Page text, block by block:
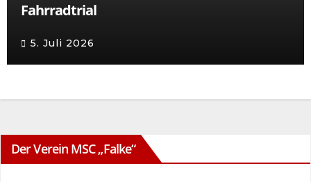
Fahrradtrial
5. Juli 2026
Der Verein MSC „Falke“